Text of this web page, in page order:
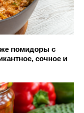
помидоры с
сочное и